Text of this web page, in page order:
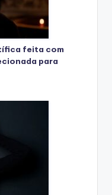
feita com
para